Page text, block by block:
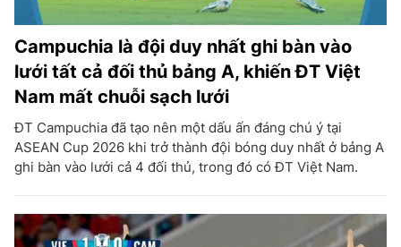
Campuchia là đội duy nhất ghi bàn vào
lưới tất cả đối thủ bảng A, khiến ĐT Việt
Nam mất chuỗi sạch lưới
ĐT Campuchia đã tạo nên một dấu ấn đáng chú ý tại
ASEAN Cup 2026 khi trở thành đội bóng duy nhất ở bảng A
ghi bàn vào lưới cả 4 đối thủ, trong đó có ĐT Việt Nam.